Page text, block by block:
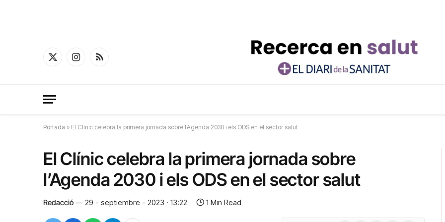
X
InstagramRSS
Portada » El Clínic celebra la primera jornada sobre l’Agenda 2030 i els ODS en el sector salut
El Clínic celebra la primera jornada sobre
l’Agenda 2030 i els ODS en el sector salut
Redacció 29 - septiembre - 2023 · 13:22 1 Min Read